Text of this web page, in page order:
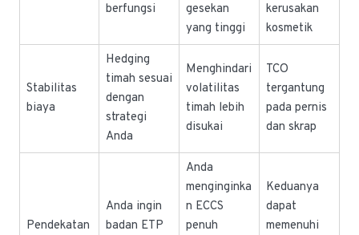
berfungsi
gesekan
yang tinggi
kerusakan
kosmetik
Stabilitas
biaya
Hedging
timah sesuai
dengan
strategi
Anda
Menghindari
volatilitas
timah lebih
disukai
TCO
tergantung
pada pernis
dan skrap
Pendekatan
Anda ingin
badan ETP
Anda
menginginka
n ECCS
penuh
Keduanya
dapat
memenuhi